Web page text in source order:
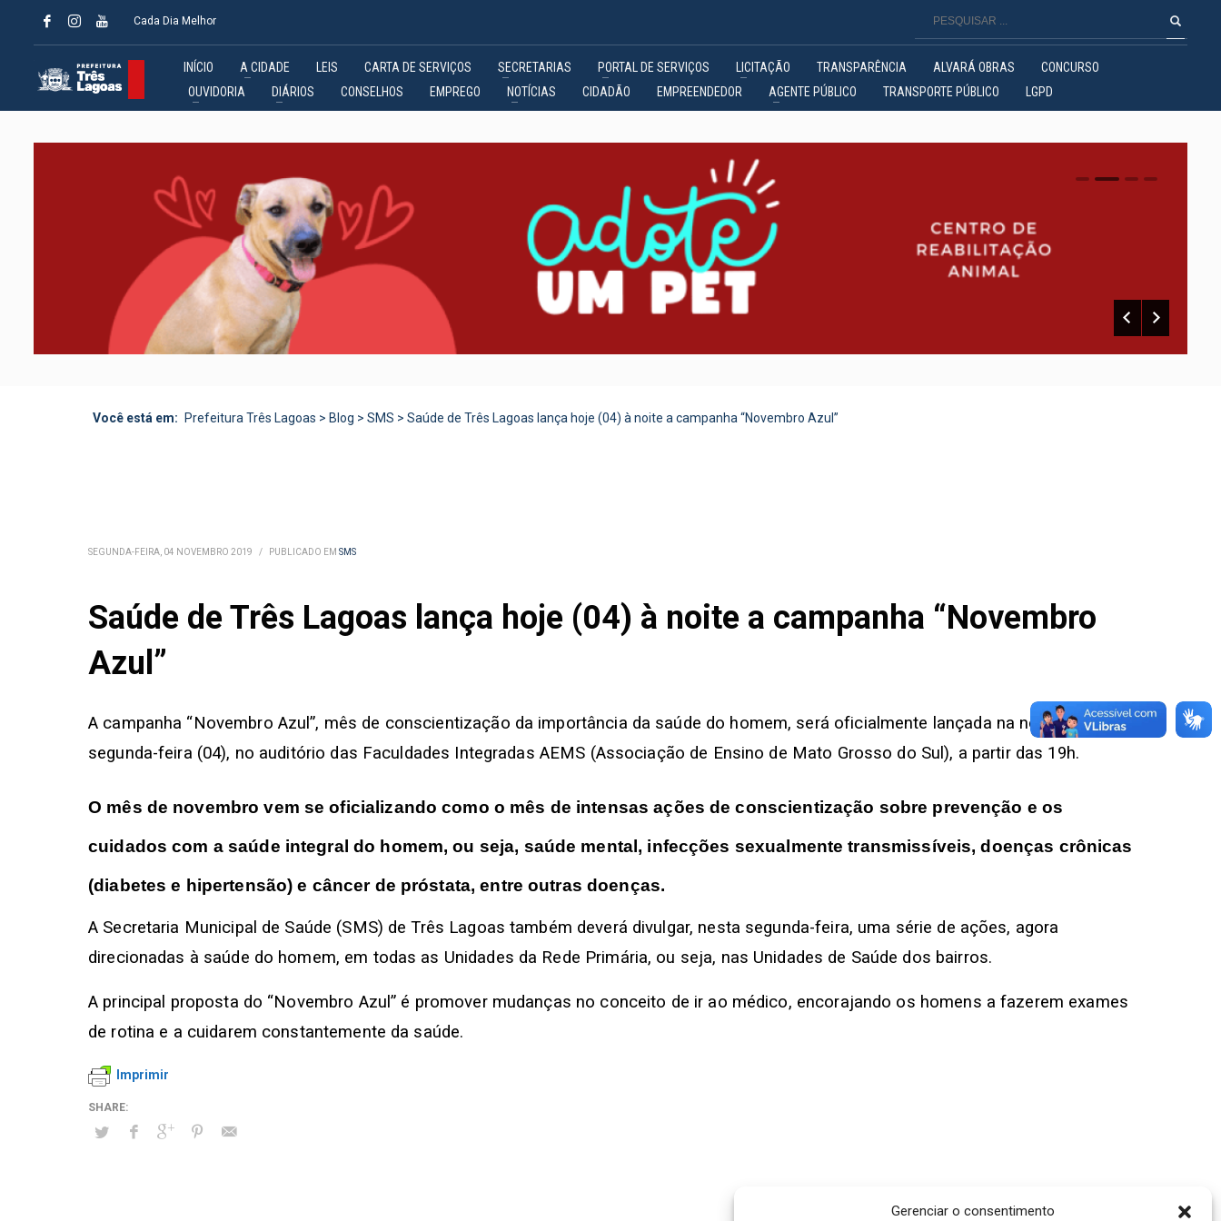
Gerenciar o consentimento
Cada Dia Melhor
INÍCIO A CIDADE LEIS CARTA DE SERVIÇOS SECRETARIAS PORTAL DE SERVIÇOS LICITAÇÃO TRANSPARÊNCIA ALVARÁ OBRAS
CONCURSO
OUVIDORIA
DIÁRIOS CONSELHOS EMPREGO NOTÍCIAS CIDADÃO EMPREENDEDOR AGENTE PÚBLICO TRANSPORTE PÚBLICO LGPD
0 1 2
Você está em: Prefeitura Três Lagoas > Blog > SMS > Saúde de Três Lagoas lança hoje (04) à noite a campanha “Novembro Azul”
SEGUNDA-FEIRA, 04 NOVEMBRO 2019 / PUBLICADO EM SMS
Saúde de Três Lagoas lança hoje (04) à noite a campanha “Novembro
Azul”
A campanha “Novembro Azul”, mês de conscientização da importância da saúde do homem, será oficialmente lançada na noite desta
segunda-feira (04), no auditório das Faculdades Integradas AEMS (Associação de Ensino de Mato Grosso do Sul), a partir das 19h.
O mês de novembro vem se oficializando como o mês de intensas ações de conscientização sobre prevenção e os
cuidados com a saúde integral do homem, ou seja, saúde mental, infecções sexualmente transmissíveis, doenças crônicas
(diabetes e hipertensão) e câncer de próstata, entre outras doenças.
A Secretaria Municipal de Saúde (SMS) de Três Lagoas também deverá divulgar, nesta segunda-feira, uma série de ações, agora
direcionadas à saúde do homem, em todas as Unidades da Rede Primária, ou seja, nas Unidades de Saúde dos bairros.
A principal proposta do “Novembro Azul” é promover mudanças no conceito de ir ao médico, encorajando os homens a fazerem exames
de rotina e a cuidarem constantemente da saúde.
Imprimir